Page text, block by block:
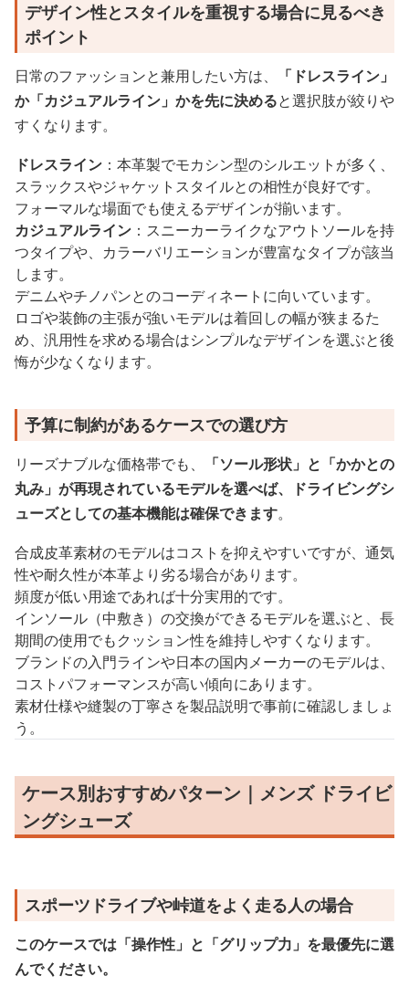
デザイン性とスタイルを重視する場合に見るべき
ポイント
日常のファッションと兼用したい方は、
「ドレスライン」
か「カジュアルライン」かを先に決めると選択肢が絞りや
すくなります。
ドレスライン ：本革製でモカシン型のシルエットが多く、
スラックスやジャケットスタイルとの相性が良好です。
フォーマルな場面でも使えるデザインが揃います。
カジュアルライン ：スニーカーライクなアウトソールを持
つタイプや、カラーバリエーションが豊富なタイプが該当
します。
デニムやチノパンとのコーディネートに向いています。
ロゴや装飾の主張が強いモデルは着回しの幅が狭まるた
め、汎用性を求める場合はシンプルなデザインを選ぶと後
悔が少なくなります。
予算に制約があるケースでの選び方
リーズナブルな価格帯でも、
「ソール形状」と「かかとの
丸み」が再現されているモデルを選べば、ドライビングシ
ューズとしての基本機能は確保できます。
合成皮革素材のモデルはコストを抑えやすいですが、通気
性や耐久性が本革より劣る場合があります。
頻度が低い用途であれば十分実用的です。
インソール（中敷き）の交換ができるモデルを選ぶと、長
期間の使用でもクッション性を維持しやすくなります。
ブランドの入門ラインや日本の国内メーカーのモデルは、
コストパフォーマンスが高い傾向にあります。
素材仕様や縫製の丁寧さを製品説明で事前に確認しましょ
う。
ケース別おすすめパターン｜メンズ ドライビ
ングシューズ
スポーツドライブや峠道をよく走る人の場合
このケースでは「操作性」と「グリップ力」を最優先に選
んでください。